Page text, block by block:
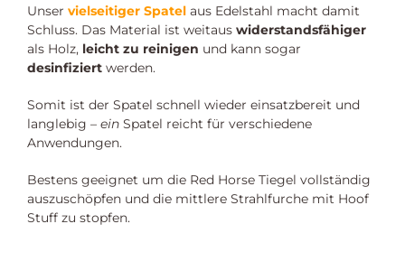
Unser vielseitiger Spatel aus Edelstahl macht damit
Schluss. Das Material ist weitaus widerstandsfähiger
als Holz, leicht zu reinigen und kann sogar
desinfiziert werden.
Somit ist der Spatel schnell wieder einsatzbereit und
langlebig – ein Spatel reicht für verschiedene
Anwendungen.
Bestens geeignet um die Red Horse Tiegel vollständig
auszuschöpfen und die mittlere Strahlfurche mit Hoof
Stuff zu stopfen.